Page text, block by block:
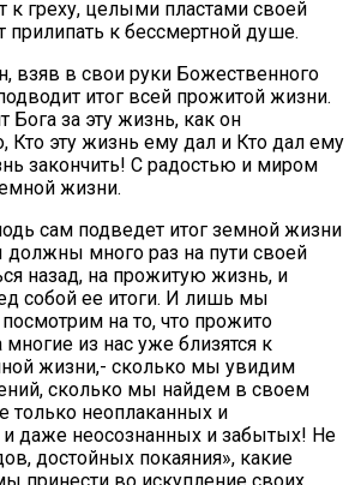
к греху, целыми пластами своей
прилипать к бессмертной душе.
взяв в свои руки Божественного
итог всей прожитой жизни.
Бога за эту жизнь, как он
Кто эту жизнь ему дал и Кто дал ему
закончить! С радостью и миром
жизни.
сам подведет итог земной жизни
должны много раз на пути своей
назад, на прожитую жизнь, и
собой ее итоги. И лишь мы
на то, что прожито
из нас уже близятся к
жизни,- сколько мы увидим
сколько мы найдем в своем
только неоплаканных и
и даже неосознанных и забытых! Не
достойных покаяния», какие